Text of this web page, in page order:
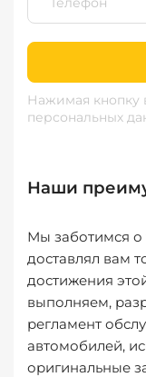
Нажимая кнопку
персональных
Наши
Мы заботимся о
доставлял вам
достижения
выполняем,
регламент
автомобилей,
оригинальные